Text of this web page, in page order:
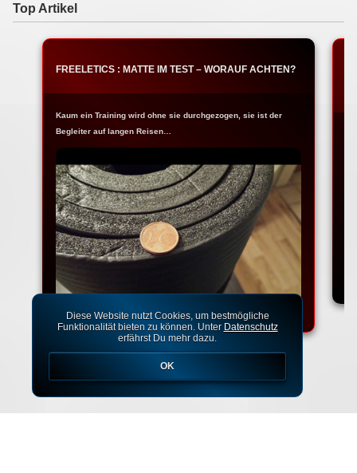
Top Artikel
FREELETICS : MATTE IM TEST – WORAUF ACHTEN?
Kaum ein Training wird ohne sie durchgezogen, sie ist der
Begleiter auf langen Reisen…
Diese Website nutzt Cookies, um bestmögliche
Funktionalität bieten zu können. Unter Datenschutz
erfährst Du mehr dazu.
OK